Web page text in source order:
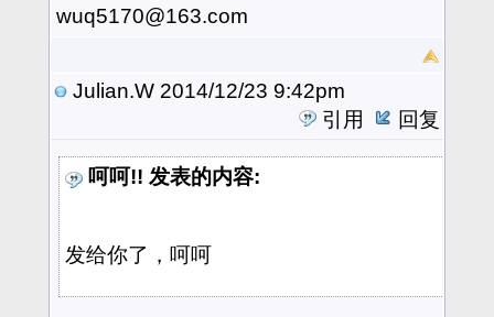
wuq5170@163.com
Julian.W 2014/12/23 9:42pm
引用
回复
呵呵!! 发表的内容:
发给你了，呵呵